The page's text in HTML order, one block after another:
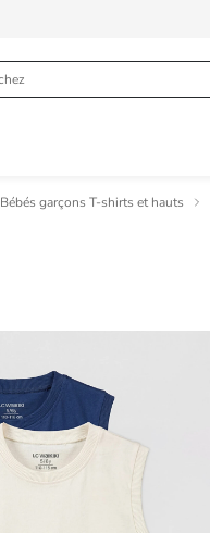
Bébés garçons T-shirts et hauts